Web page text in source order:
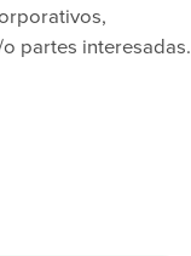
partes interesadas.